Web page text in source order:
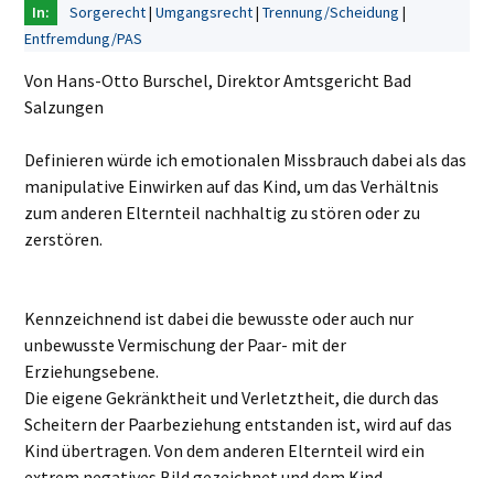
Sorgerecht Umgangsrecht Trennung/Scheidung
Entfremdung/PAS
Von Hans-Otto Burschel, Direktor Amtsgericht Bad
Salzungen
Definieren würde ich emotionalen Missbrauch dabei als das
manipulative Einwirken auf das Kind, um das Verhältnis
zum anderen Elternteil nachhaltig zu stören oder zu
zerstören.
Kennzeichnend ist dabei die bewusste oder auch nur
unbewusste Vermischung der Paar- mit der
Erziehungsebene.
Die eigene Gekränktheit und Verletztheit, die durch das
Scheitern der Paarbeziehung entstanden ist, wird auf das
Kind übertragen. Von dem anderen Elternteil wird ein